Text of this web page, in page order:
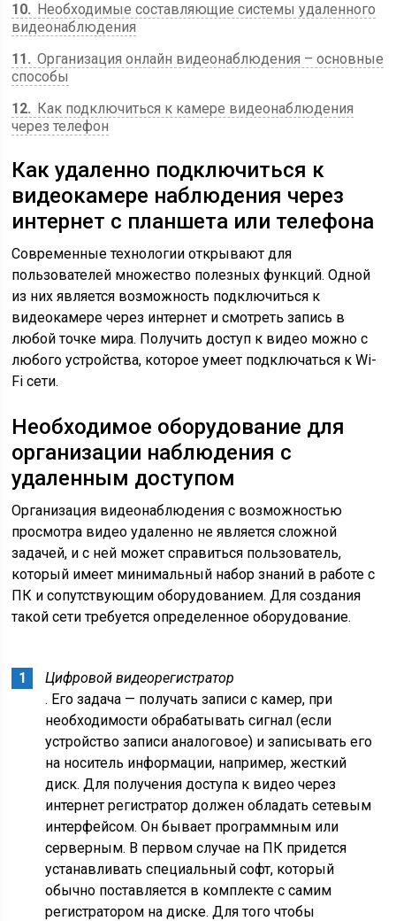
10
Необходимые составляющие системы удаленного
видеонаблюдения
11
Организация онлайн видеонаблюдения – основные
способы
12
Как подключиться к камере видеонаблюдения
через телефон
Как удаленно подключиться к
видеокамере наблюдения через
интернет с планшета или телефона
Современные технологии открывают для
пользователей множество полезных функций. Одной
из них является возможность подключиться к
видеокамере через интернет и смотреть запись в
любой точке мира. Получить доступ к видео можно с
любого устройства, которое умеет подключаться к Wi-
Fi сети.
Необходимое оборудование для
организации наблюдения с
удаленным доступом
Организация видеонаблюдения с возможностью
просмотра видео удаленно не является сложной
задачей, и с ней может справиться пользователь,
который имеет минимальный набор знаний в работе с
ПК и сопутствующим оборудованием. Для создания
такой сети требуется определенное оборудование.
Цифровой видеорегистратор
. Его задача — получать записи с камер, при
необходимости обрабатывать сигнал (если
устройство записи аналоговое) и записывать его
на носитель информации, например, жесткий
диск. Для получения доступа к видео через
интернет регистратор должен обладать сетевым
интерфейсом. Он бывает программным или
серверным. В первом случае на ПК придется
устанавливать специальный софт, который
обычно поставляется в комплекте с самим
регистратором на диске. Для того чтобы